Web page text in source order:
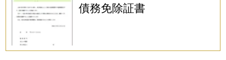
債務免除証書